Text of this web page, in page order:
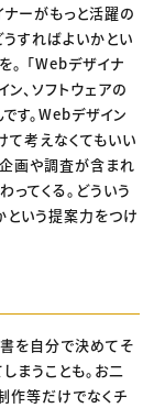
ーがもっと活躍の
すればよいかとい
。 「Webデザイナ
、ソフトウェアの
す。Webデザイン
考えなくてもいい
画や調査が含まれ
てくる。どういう
という提案力をつけ
を自分で決めてそ
まうことも。お二
作等だけでなくチ